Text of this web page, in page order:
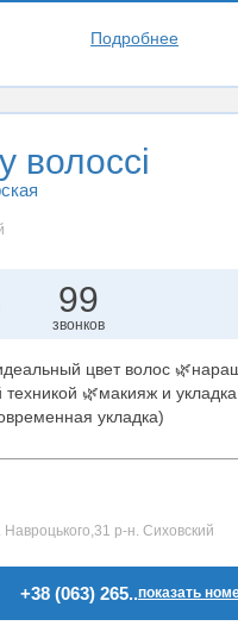
Подробнее
волоссі
99
звонков
цвет волос
техникой 🌿макияж и
укладка)
Навроцького,31 р-н. Сиховский
+38 (063) 265..показать